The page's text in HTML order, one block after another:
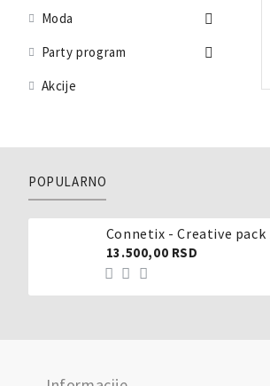
Moda
Party program
Akcije
POPULARNO
13.500,00 RSD